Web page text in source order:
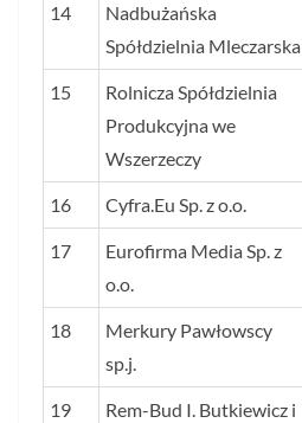
14
Nadbużańska
Spółdzielnia Mleczarska
15
Rolnicza Spółdzielnia
Produkcyjna we
Wszerzeczy
16 Cyfra.Eu Sp. z o.o.
17
Eurofirma Media Sp. z
o.o.
18
Merkury Pawłowscy
sp.j.
19
Rem-Bud I. Butkiewicz i